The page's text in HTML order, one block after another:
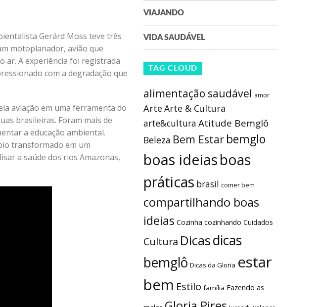
Gerárd Moss teve três
motoplanador, avião que
ar. A experiência foi registrada
com a degradação que
aviação em uma ferramenta do
brasileiras. Foram mais de
a educação ambiental.
transformado em um
a saúde dos rios Amazonas,
VIAJANDO
VIDA SAUDÁVEL
TAG CLOUD
alimentação saudável amor
Arte Arte & Cultura
arte&cultura Atitude Bemglô
Beleza Bem Estar bemglo
boas ideiasboas
práticas brasil comer bem
compartilhando boas
ideias Cozinha cozinhando Cuidados
Cultura Dicasdicas
bemglô Dicas da Gloria estar
bem Estilo família Fazendo as